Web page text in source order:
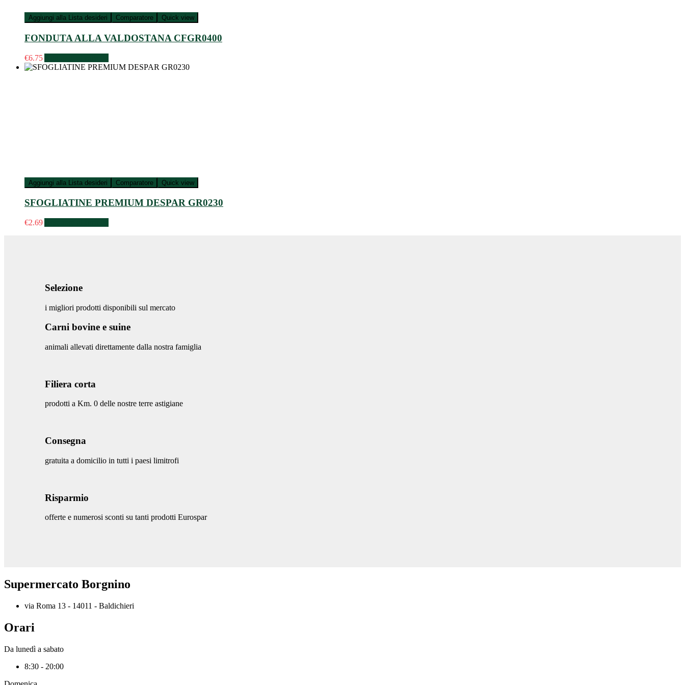
Aggiungi alla Lista desideri Comparatore Quick view
FONDUTA ALLA VALDOSTANA CFGR0400
€6.75
Aggiungi alla Lista desideri Comparatore Quick view
SFOGLIATINE PREMIUM DESPAR GR0230
€2.69
Selezione
i migliori prodotti disponibili sul mercato
Carni bovine e suine
animali allevati direttamente dalla nostra famiglia
Filiera corta
prodotti a Km. 0 delle nostre terre astigiane
Consegna
gratuita a domicilio in tutti i paesi limitrofi
Risparmio
offerte e numerosi sconti su tanti prodotti Eurospar
Supermercato Borgnino
via Roma 13 - 14011 - Baldichieri
Orari
Da lunedì a sabato
8:30 - 20:00